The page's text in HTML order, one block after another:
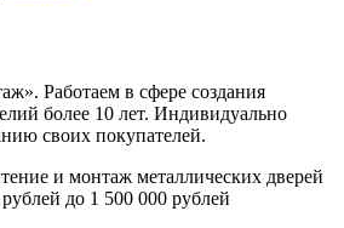
. Работаем в сфере создания
более 10 лет. Индивидуально
своих покупателей.
и монтаж металлических дверей
до 1 500 000 рублей